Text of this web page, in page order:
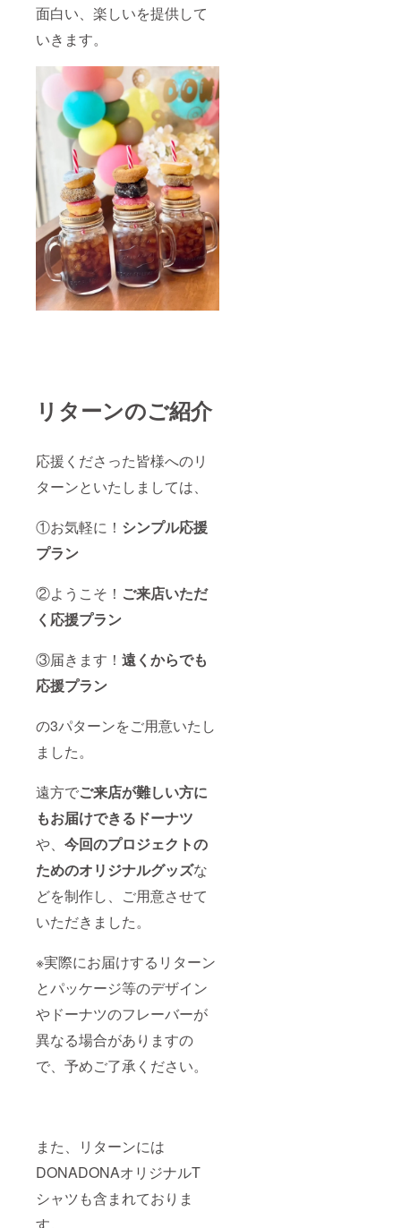
面白い、楽しいを提供して
いきます。
リターンのご紹介
応援くださった皆様へのリ
ターンといたしましては、
①お気軽に！ シンプル応援
プラン
②ようこそ！ ご来店いただ
く応援プラン
③届きます！ 遠くからでも
応援プラン
の3パターンをご用意いたし
ました。
遠方でご来店が難しい方に
もお届けできるドーナツ
や、 今回のプロジェクトの
ためのオリジナルグッズな
どを制作し、ご用意させて
いただきました。
※実際にお届けするリターン
とパッケージ等のデザイン
やドーナツのフレーバーが
異なる場合がありますの
で、予めご了承ください。
また、リターンには
DONADONAオリジナルT
シャツも含まれておりま